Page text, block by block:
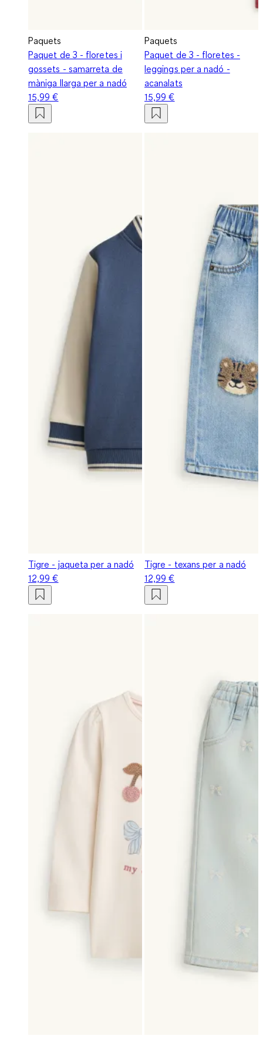
Paquets
Paquet de 3 - floretes i
gossets - samarreta de
màniga llarga per a nadó
15,99 €
Paquets
Paquet de 3 - floretes -
leggings per a nadó -
acanalats
15,99 €
Tigre - jaqueta per a nadó
12,99 €
Tigre - texans per a nadó
12,99 €